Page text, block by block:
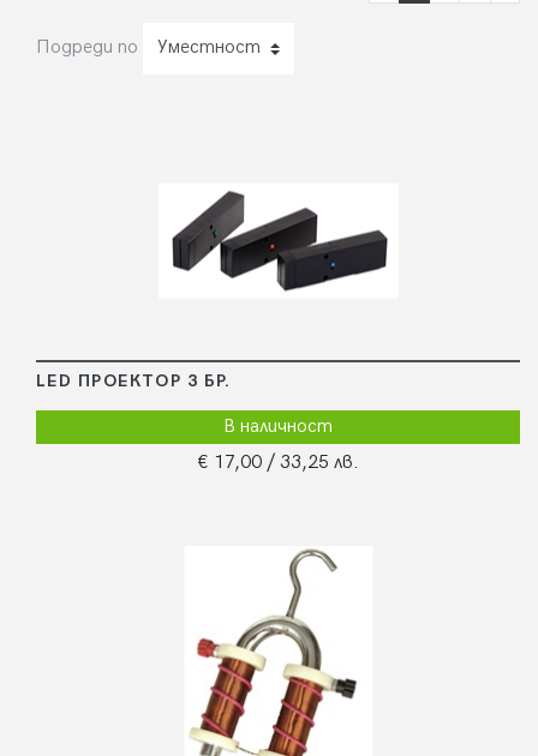
Подреди по Уместност
LED ПРОЕКТОР 3 БР.
В наличност
€ 17,00 / 33,25 лв.